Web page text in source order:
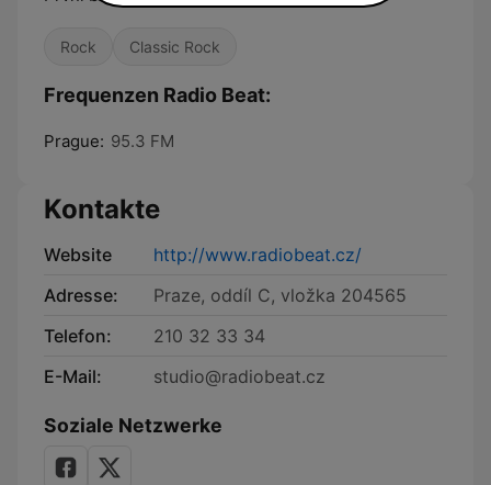
Rock Classic Rock
Frequenzen Radio Beat:
Prague: 95.3 FM
Kontakte
Website
http://www.radiobeat.cz/
Adresse:
Praze, oddíl C, vložka 204565
Telefon:
210 32 33 34
E-Mail:
studio@radiobeat.cz
Soziale Netzwerke